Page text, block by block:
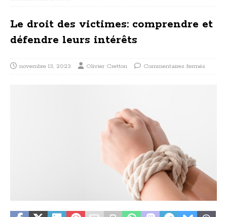
Le droit des victimes: comprendre et
défendre leurs intérêts
novembre 13, 2023 Olivier Cretton Commentaires fermés